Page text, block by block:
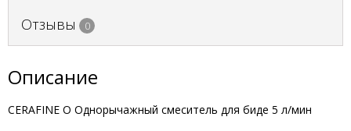
Отзывы 0
Описание
CERAFINE O Однорычажный смеситель для биде 5 л/мин